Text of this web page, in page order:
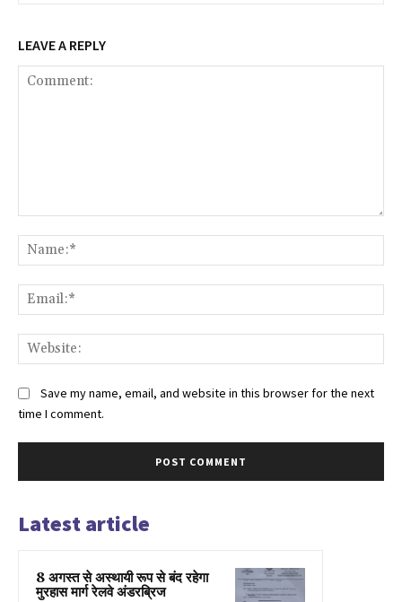
LEAVE A REPLY
Save my name, email, and website in this browser for the next
time I comment.
Latest article
8 अगस्त से अस्थायी रूप से बंद रहेगा
मुरहास मार्ग रेलवे अंडरब्रिज